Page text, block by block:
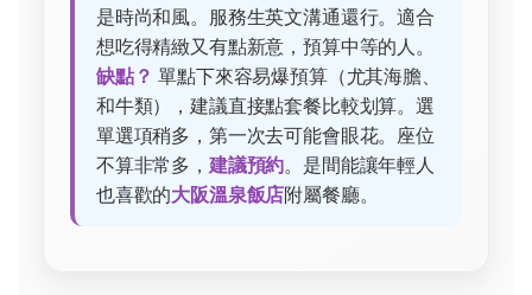
是時尚和風。服務生英文溝通還行。適合
想吃得精緻又有點新意，預算中等的人。
缺點？ 單點下來容易爆預算（尤其海膽、
和牛類），建議直接點套餐比較划算。選
單選項稍多，第一次去可能會眼花。座位
不算非常多， 建議預約。是間能讓年輕人
也喜歡的大阪溫泉飯店附屬餐廳。